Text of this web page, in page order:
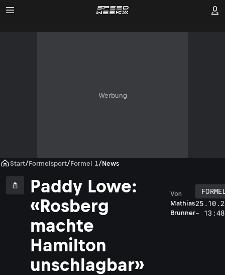
Werbung
Start/Formelsport/Formel 1/News
Paddy Lowe:
«Rosberg
machte
Hamilton
unschlagbar»
Mathias
Brunner
Von
- 13:48